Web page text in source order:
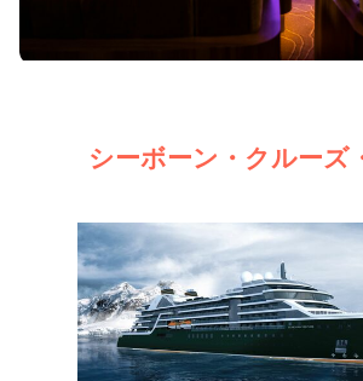
シーボーン・クルーズ